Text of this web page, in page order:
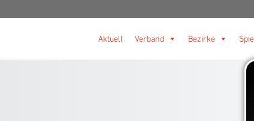
Aktuell Verband Bezirke